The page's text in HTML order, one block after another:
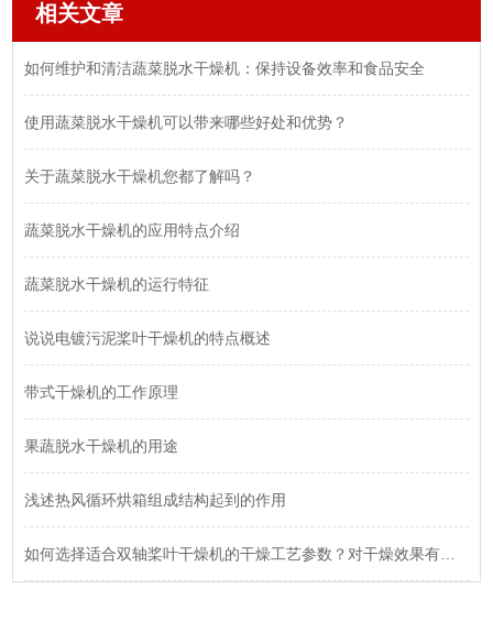
相关文章
如何维护和清洁蔬菜脱水干燥机：保持设备效率和食品安全
使用蔬菜脱水干燥机可以带来哪些好处和优势？
关于蔬菜脱水干燥机您都了解吗？
蔬菜脱水干燥机的应用特点介绍
蔬菜脱水干燥机的运行特征
说说电镀污泥桨叶干燥机的特点概述
带式干燥机的工作原理
果蔬脱水干燥机的用途
浅述热风循环烘箱组成结构起到的作用
如何选择适合双轴桨叶干燥机的干燥工艺参数？对干燥效果有何影响？